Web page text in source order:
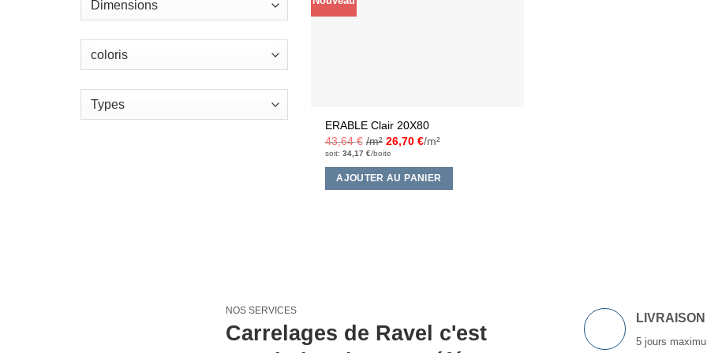
ERABLE Clair 20X80
43,64€ /m² 26,70 €/m²
soit: 34,17 €/boite
AJOUTER AU PANIER
NOS SERVICES
Carrelages de Ravel c'est
LIVRAISON
5 jours